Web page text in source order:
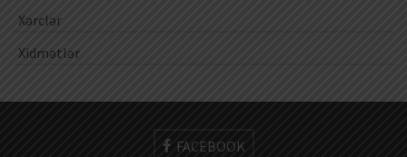
Xərclər
Xidmətlər
FACEBOOK